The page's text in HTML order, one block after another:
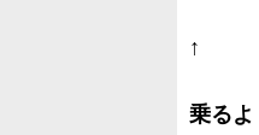
↑
乗るよ